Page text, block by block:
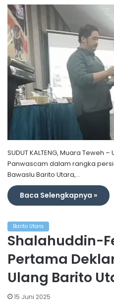
SUDUT KALTENG, Muara Teweh
Panwascam dalam rangka
Bawaslu Barito Utara,…
Baca Selengkapnya »
Barito Utara
Shalahuddin-
Pertama
Ulang Barito
15 Juni 2025